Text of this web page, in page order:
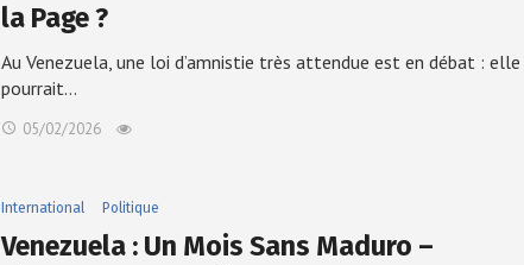
la Page ?
Au Venezuela, une loi d’amnistie très attendue est en débat : elle
pourrait…
05/02/2026
International Politique
Venezuela : Un Mois Sans Maduro –